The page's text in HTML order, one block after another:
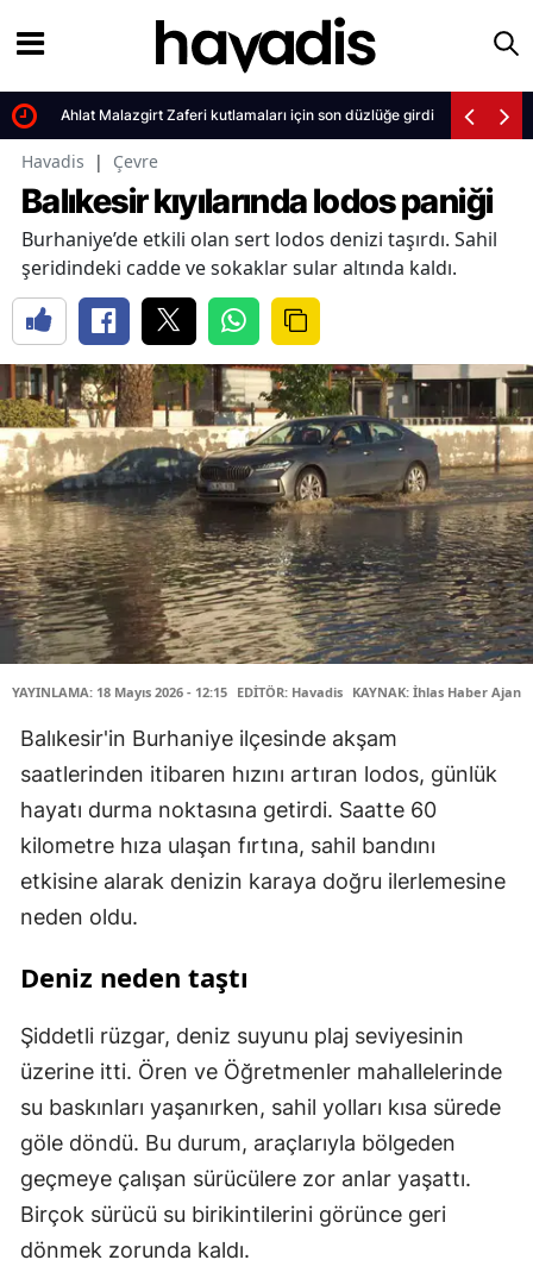
Ahlat Malazgirt Zaferi kutlamaları için son düzlüğe girdi
Havadis | Çevre
Balıkesir kıyılarında lodos paniği
Burhaniye’de etkili olan sert lodos denizi taşırdı. Sahil
şeridindeki cadde ve sokaklar sular altında kaldı.
YAYINLAMA: 18 Mayıs 2026 - 12:15 EDİTÖR: Havadis KAYNAK: İhlas Haber Ajansı
Balıkesir'in Burhaniye ilçesinde akşam
saatlerinden itibaren hızını artıran lodos, günlük
hayatı durma noktasına getirdi. Saatte 60
kilometre hıza ulaşan fırtına, sahil bandını
etkisine alarak denizin karaya doğru ilerlemesine
neden oldu.
Deniz neden taştı
Şiddetli rüzgar, deniz suyunu plaj seviyesinin
üzerine itti. Ören ve Öğretmenler mahallelerinde
su baskınları yaşanırken, sahil yolları kısa sürede
göle döndü. Bu durum, araçlarıyla bölgeden
geçmeye çalışan sürücülere zor anlar yaşattı.
Birçok sürücü su birikintilerini görünce geri
dönmek zorunda kaldı.